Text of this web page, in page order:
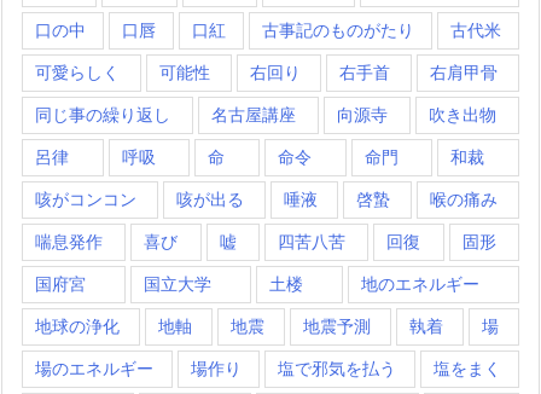
口の中 口唇 口紅 古事記のものがたり 古代米
可愛らしく 可能性 右回り 右手首 右肩甲骨
同じ事の繰り返し 名古屋講座 向源寺 吹き出物
呂律 呼吸 命 命令 命門 和裁
咳がコンコン 咳が出る 唾液 啓蟄 喉の痛み
喘息発作 喜び 嘘 四苦八苦 回復 固形
国府宮 国立大学 土楼 地のエネルギー
地球の浄化 地軸 地震 地震予測 執着 場
場のエネルギー 場作り 塩で邪気を払う 塩をまく